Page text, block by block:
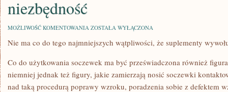
niezbędność
MOŻLIWOŚĆ KOMENTOWANIA ŻADNE
NIE
JEST
JEST
TO
JEDNAK
NIEZBĘDNOŚĆ
ZOSTAŁA WYŁĄCZONA
Nie ma co do tego najmniejszych wątpliwości, że suplementy
Co do użytkowania soczewek ma być przeświadczona również
niemniej jednak też figury, jakie zamierzają nosić soczewki
nad taką procedurą poprawy wzroku, poradzenia sobie z defektem